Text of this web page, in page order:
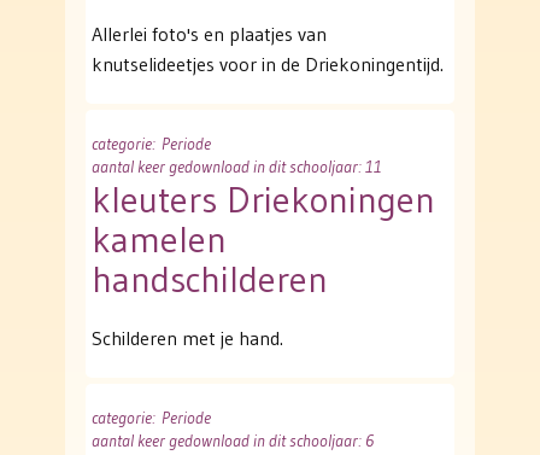
Allerlei foto's en plaatjes van
knutselideetjes voor in de Driekoningentijd.
categorie: Periode
aantal keer gedownload in dit schooljaar: 11
kleuters Driekoningen
kamelen
handschilderen
Schilderen met je hand.
categorie: Periode
aantal keer gedownload in dit schooljaar: 6